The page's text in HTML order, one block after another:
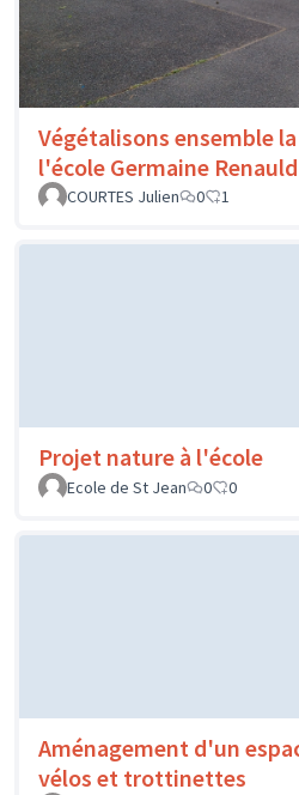
Végétalisons ensemble
l'école Germaine
COURTES Julien
0 1
Projet nature à l'école
Ecole de St Jean
0 0
Aménagement d'un
vélos et trottinettes